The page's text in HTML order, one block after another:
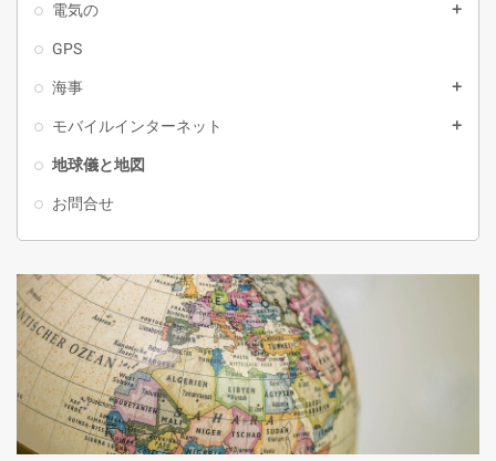
電気の add
GPS
海事 add
モバイルインターネット add
地球儀と地図
お問合せ